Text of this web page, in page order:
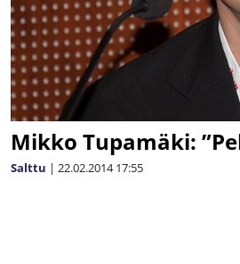
Mikko Tupamäki:
Salttu | 22.02.2014 17:55